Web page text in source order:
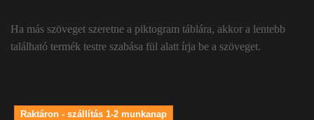
Ha más szöveget szeretne a piktogram táblára, akkor a lentebb
található termék testre szabása fül alatt írja be a szöveget.
Raktáron - szállítás 1-2 munkanap